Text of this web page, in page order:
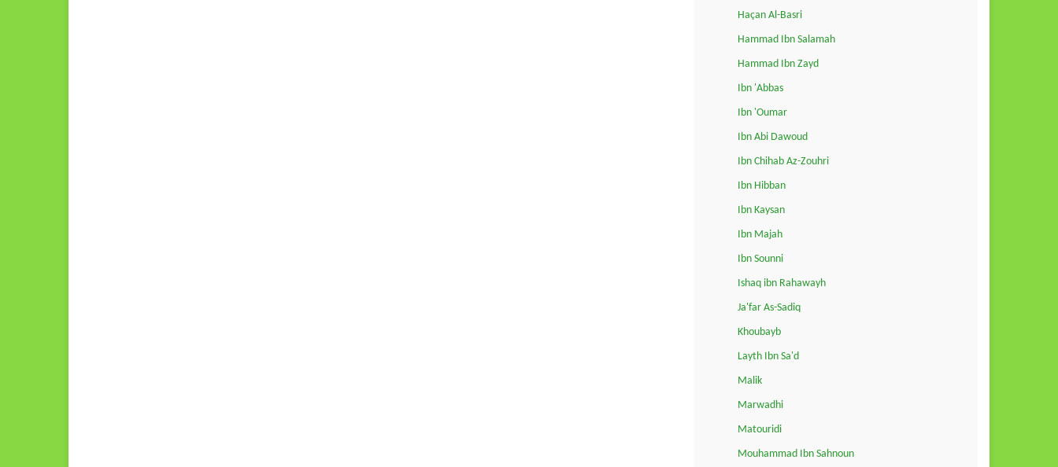
Haçan Al-Basri
Hammad Ibn Salamah
Hammad Ibn Zayd
Ibn 'Abbas
Ibn 'Oumar
Ibn Abi Dawoud
Ibn Chihab Az-Zouhri
Ibn Hibban
Ibn Kaysan
Ibn Majah
Ibn Sounni
Ishaq ibn Rahawayh
Ja'far As-Sadiq
Khoubayb
Layth Ibn Sa'd
Malik
Marwadhi
Matouridi
Mouhammad Ibn Sahnoun